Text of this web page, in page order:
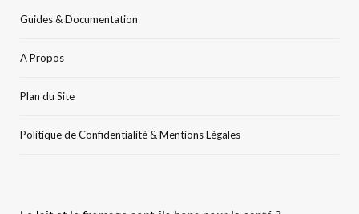
Guides & Documentation
A Propos
Plan du Site
Politique de Confidentialité & Mentions Légales